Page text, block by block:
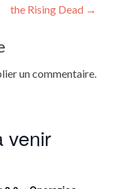
the Rising Dead →
un commentaire.
venir